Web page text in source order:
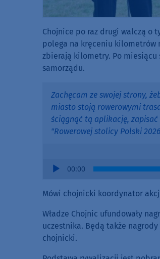
Chojnice po raz drugi walczą o
polega na kręceniu kilometrów
zbierają kilometry. Po
samorządu.
Zachęcam ze swojej strony,
miasto stoją rowerowymi
ściągnąć tą aplikację,
"Rowerowej stolicy Polski
Audio
00:00
Mówi chojnicki koordynator
Władze Chojnic ufundowały
uczestnika. Będą także
chojnicki.